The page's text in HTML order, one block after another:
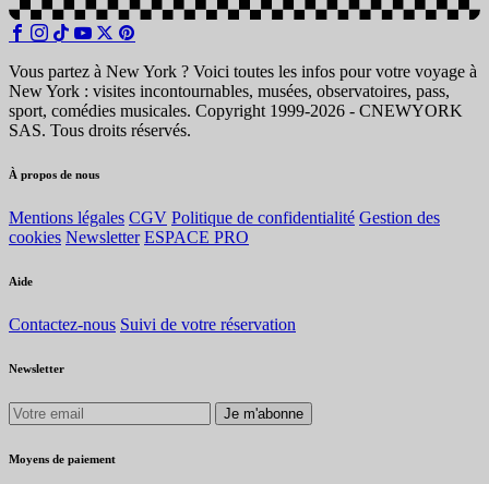
Vous partez à New York ? Voici toutes les infos pour votre voyage à
New York : visites incontournables, musées, observatoires, pass,
sport, comédies musicales. Copyright 1999-2026 - CNEWYORK
SAS. Tous droits réservés.
À propos de nous
Mentions légales CGV Politique de confidentialité Gestion des
cookies Newsletter ESPACE PRO
Aide
Contactez-nous Suivi de votre réservation
Newsletter
Je m'abonne
Moyens de paiement